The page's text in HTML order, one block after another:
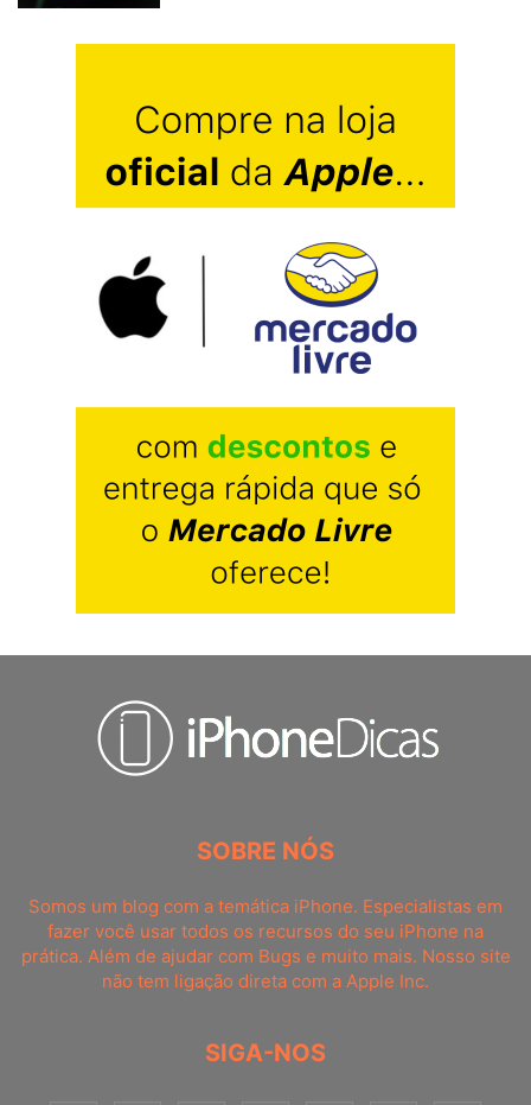
SOBRE NÓS
Somos um blog com a temática iPhone. Especialistas em
fazer você usar todos os recursos do seu iPhone na
prática. Além de ajudar com Bugs e muito mais. Nosso site
não tem ligação direta com a Apple Inc.
SIGA-NOS